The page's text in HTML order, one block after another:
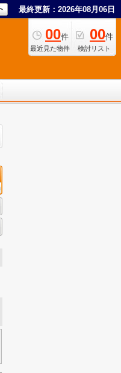
最終更新：2026年08月06日
00件
最近見た物件
00件
検討リスト